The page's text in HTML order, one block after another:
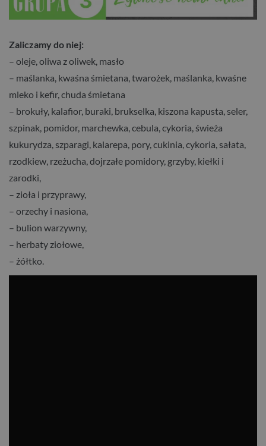
Zaliczamy do niej:
– oleje, oliwa z oliwek, masło
– maślanka, kwaśna śmietana, twarożek, maślanka, kwaśne
mleko i kefir, chuda śmietana
– brokuły, kalafior, buraki, brukselka, kiszona kapusta, seler,
szpinak, pomidor, marchewka, cebula, cykoria, świeża
kukurydza, szparagi, kalarepa, pory, cukinia, cykoria, sałata,
rzodkiew, rzeżucha, dojrzałe pomidory, grzyby, kiełki i
zarodki,
– zioła i przyprawy,
– orzechy i nasiona,
– bulion warzywny,
– herbaty ziołowe,
– żółtko.